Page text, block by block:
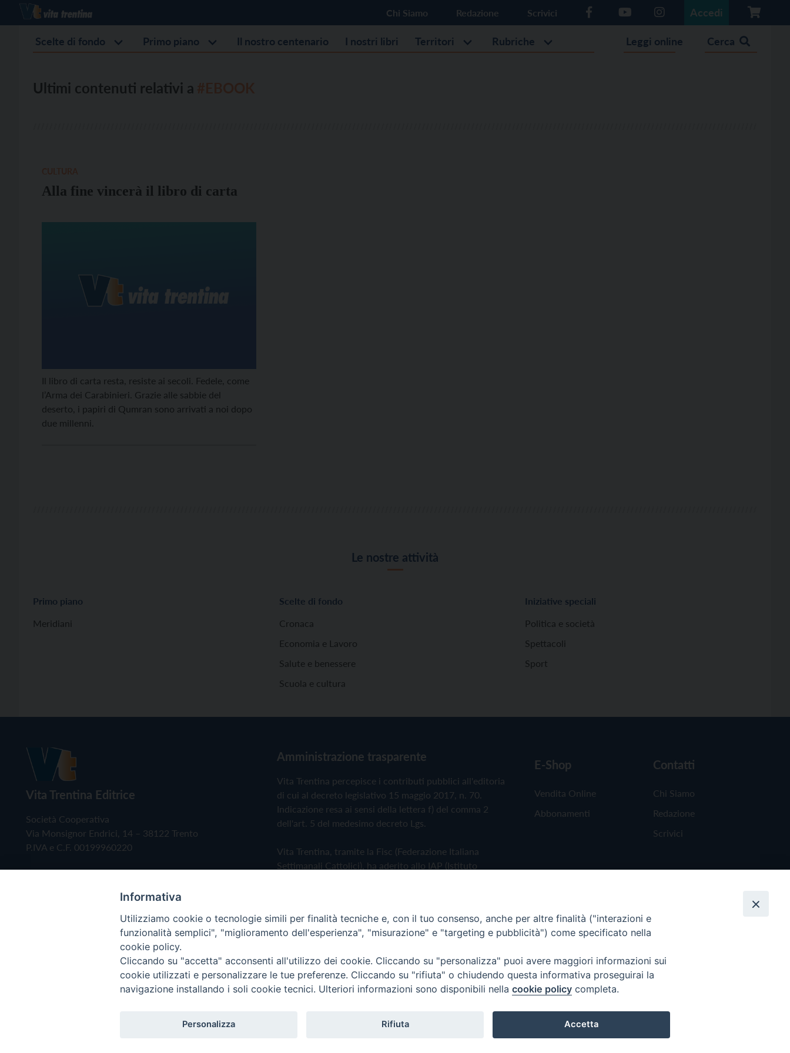
Chi Siamo Redazione Scrivici Accedi
Scelte di fondo Primo piano Il nostro centenario I nostri libri Territori Rubriche Leggi online Cerca
Ultimi contenuti relativi a
Alla fine vincerà il libro di carta
Il libro di carta resta, resiste ai secoli. Fedele, come
l’Arma dei Carabinieri. Grazie alle sabbie del
deserto, i papiri di Qumran sono arrivati a noi dopo
due millenni.
Le nostre attività
Primo piano
Meridiani
Scelte di fondo
Cronaca
Economia e Lavoro
Salute e benessere
Scuola e cultura
Iniziative speciali
Politica e società
Spettacoli
Sport
Vita Trentina Editrice
Società Cooperativa
Via Monsignor Endrici, 14 – 38122 Trento
P.IVA e C.F. 00199960220
Amministrazione trasparente
Vita Trentina percepisce i contributi pubblici all'editoria
di cui al decreto legislativo 15 maggio 2017, n. 70.
Indicazione resa ai sensi della lettera f) del comma 2
dell'art. 5 del medesimo decreto Lgs.
Vita Trentina, tramite la Fisc (Federazione Italiana
Settimanali Cattolici), ha aderito allo IAP (Istituto
Privacy Policy Cookie Policy
E-Shop
Vendita Online
Abbonamenti
Contatti
Chi Siamo
Redazione
Scrivici
Copyright © 2019 - Tutti i diritti riservati - Vita Trentina Editrice
Informativa
Utilizziamo cookie o tecnologie simili per finalità tecniche e, con il tuo consenso, anche per altre finalità ("interazioni e
funzionalità semplici", "miglioramento dell'esperienza", "misurazione" e "targeting e pubblicità") come specificato nella
cookie policy.
Cliccando su "accetta" acconsenti all'utilizzo dei cookie. Cliccando su "personalizza" puoi avere maggiori informazioni sui
cookie utilizzati e personalizzare le tue preferenze. Cliccando su "rifiuta" o chiudendo questa informativa proseguirai la
navigazione installando i soli cookie tecnici. Ulteriori informazioni sono disponibili nella cookie policy completa.
Personalizza Rifiuta Accetta